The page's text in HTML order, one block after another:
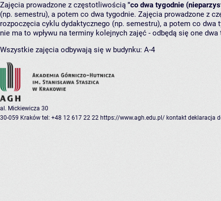
Zajęcia prowadzone z częstotliwością "co dwa tygodnie
(np. semestru), a potem co dwa tygodnie. Zajęcia prowadzone z
rozpoczęcia cyklu dydaktycznego (np. semestru), a potem co
nie ma to wpływu na terminy kolejnych zajęć - odbędą się one
Wszystkie zajęcia odbywają się w budynku: A-4
al. Mickiewicza 30
30-059 Kraków tel: +48 12 617 22 22 https://www.agh.edu.pl/ kontakt deklaracja